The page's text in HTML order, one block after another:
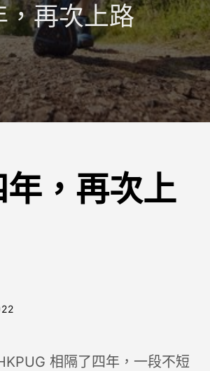
，再次上路
，再次上
相隔了四年，一段不短